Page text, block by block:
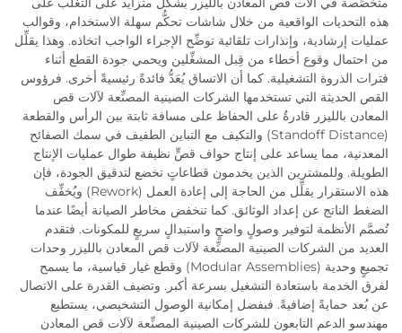
هذه التحديات الواقعية من خلال شاشات تحكُّم سهلة الاستخدام، وقوالب
عمليات إرشادية، وإنذارات تلقائية توضِّح الإجراء الواجب اتخاذه. وهذا يقلِّل
من احتمال وقوع أخطاء من قِبل المشغِّلين ويحمي جودة القطع أثناء
فترات الذروة التشغيلية. كما أن الاتساق يُعَدُّ فائدةً رئيسيةً أخرى. فرؤوس
القص الحديثة التي تستخدمها الشركات الصينية المصنِّعة لآلات قص
المعادن بالليزر قادرةٌ على الحفاظ على مسافة ثابتة بين الرأس والقطعة
(Standoff Distance) والتكيف مع التباين الطفيف في سمك الصفائح
المعدنية، مما يساعد على إنتاج حواف قصٍّ نظيفة طوال عمليات الإنتاج
الطويلة. وللمشترين الذين يخدمون قطاعاتٍ تخضع لتدقيق الجودة، فإن
هذه الاستقرار يقلِّل من الحاجة إلى إعادة العمل (Rework) ويُخفِّف
الضغط الناتج عن إعداد الوثائق. كما تنخفض مخاطر الصيانة أيضًا عندما
تُصمَّم الأنظمة لتوفير وصولٍ واضحٍ واستبدالٍ سريعٍ للمكونات. فتقدم
العديد من الشركات الصينية المصنِّعة لآلات قص المعادن بالليزر وحدات
تجميعٍ وحدية (Modular Assemblies) وقطع غيار قياسية، ما يسمح
لفرق الخدمة باستعادة التشغيل بسرعة أكبر. وتضيف القدرة على الاتصال
عن بُعد حمايةً إضافيةً. فبفضل إمكانية الوصول التشخيصي، يستطيع
مهندسو الدعم التابعون للشركات الصينية المصنِّعة لآلات قص المعادن